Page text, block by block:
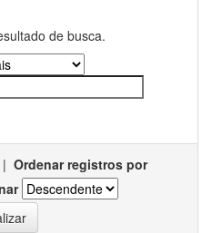
de busca.
| Ordenar registros por